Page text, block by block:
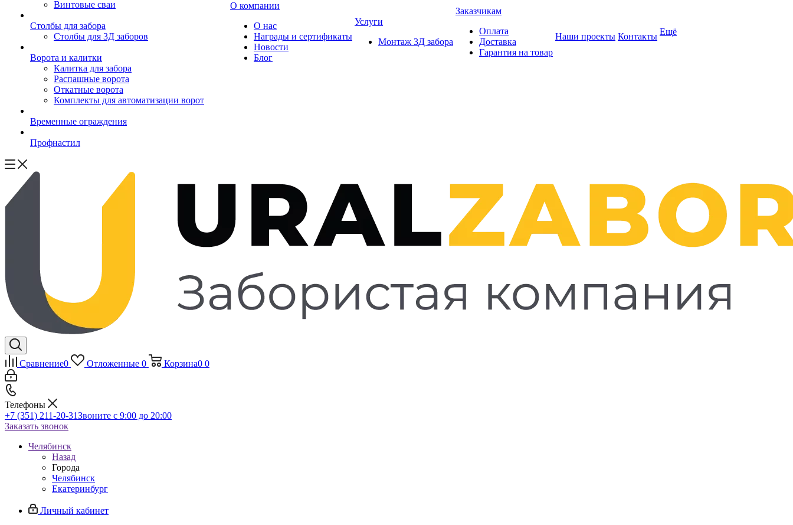
Винтовые сваи
Столбы для забора
Столбы для 3Д заборов
Ворота и калитки
Калитка для забора
Распашные ворота
Откатные ворота
Комплекты для автоматизации ворот
Временные ограждения
Профнастил
О компании
О нас
Награды и сертификаты
Новости
Блог
Услуги
Монтаж 3Д забора
Заказчикам
Оплата
Доставка
Гарантия на товар
Наши проекты Контакты Ещё
Сравнение0 Отложенные 0 Корзина0 0
Телефоны
+7 (351) 211-20-31Звоните с 9:00 до 20:00
Заказать звонок
Челябинск
Назад
Города
Челябинск
Екатеринбург
Личный кабинет